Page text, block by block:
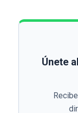
Únete